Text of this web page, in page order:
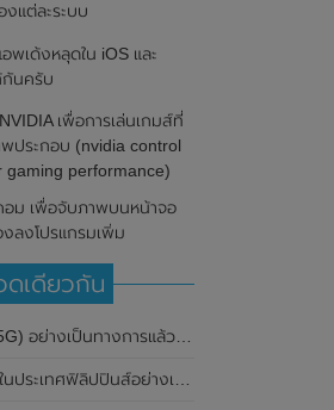
แต่ละระบบ
พเด้งหลุดใน iOS และ
กันครับ
เพื่อการเล่นเกมส์ที่
ประกอบ (nvidia control
gaming performance)
อม เพื่อจับภาพบนหน้าจอ
ลงโปรแกรมเพิ่ม
ดเดียวกัน
ต Snapdragon 7s Gen 2 ของ Qualcomm และรองรับเครือข่าย 5G
งหลัง ความละเอียด 13MP , แบตเตอรี่ 5,000mAh และหน้าจอแสดงผล LCD / 90Hz